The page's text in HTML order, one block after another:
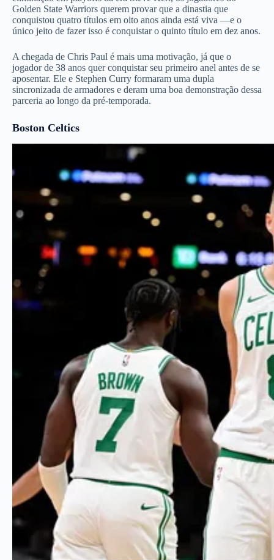
Golden State Warriors querem provar que a dinastia que
conquistou quatro títulos em oito anos ainda está viva —e o
único jeito de fazer isso é conquistar o quinto título em dez anos.
A chegada de Chris Paul é mais uma motivação, já que o
jogador de 38 anos quer conquistar seu primeiro anel antes de se
aposentar. Ele e Stephen Curry formaram uma dupla
sincronizada de armadores e deram uma boa demonstração dessa
parceria ao longo da pré-temporada.
Boston Celtics